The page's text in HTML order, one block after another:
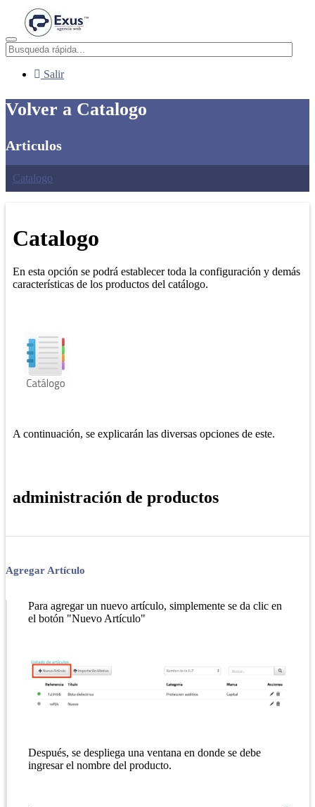
Menú
Salir
Volver a Catalogo
Articulos
Catalogo
Catalogo
En esta opción se podrá establecer toda la configuración y demás
características de los productos del catálogo.
A continuación, se explicarán las diversas opciones de este.
administración de productos
Agregar Artículo
Para agregar un nuevo artículo, simplemente se da clic en
el botón "Nuevo Artículo"
Después, se despliega una ventana en donde se debe
ingresar el nombre del producto.